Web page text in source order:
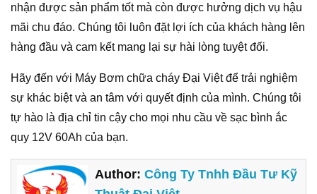
nhận được sản phẩm tốt mà còn được hưởng dịch vụ hậu
mãi chu đáo. Chúng tôi luôn đặt lợi ích của khách hàng lên
hàng đầu và cam kết mang lại sự hài lòng tuyệt đối.
Hãy đến với Máy Bơm chữa cháy Đại Việt để trải nghiệm
sự khác biệt và an tâm với quyết định của mình. Chúng tôi
tự hào là địa chỉ tin cậy cho mọi nhu cầu về sạc bình ắc
quy 12V 60Ah của bạn.
Author:Công Ty Tnhh Đầu Tư Kỹ